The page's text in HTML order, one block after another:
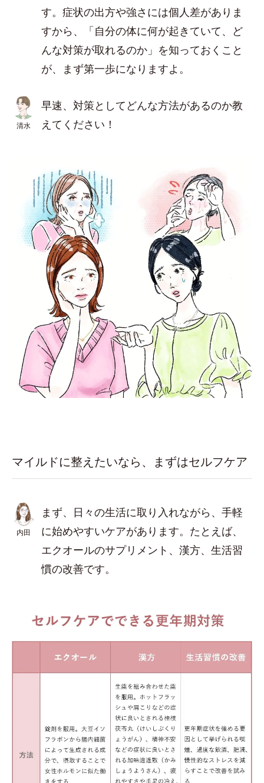
す。症状の出方や強さには個人差がありま
すから、「自分の体に何が起きていて、ど
んな対策が取れるのか」を知っておくこと
が、まず第一歩になりますよ。
清水
早速、対策としてどんな方法があるのか教
えてください！
マイルドに整えたいなら、まずはセルフケア
内田
まず、日々の生活に取り入れながら、手軽
に始めやすいケアがあります。たとえば、
エクオールのサプリメント、漢方、生活習
慣の改善です。